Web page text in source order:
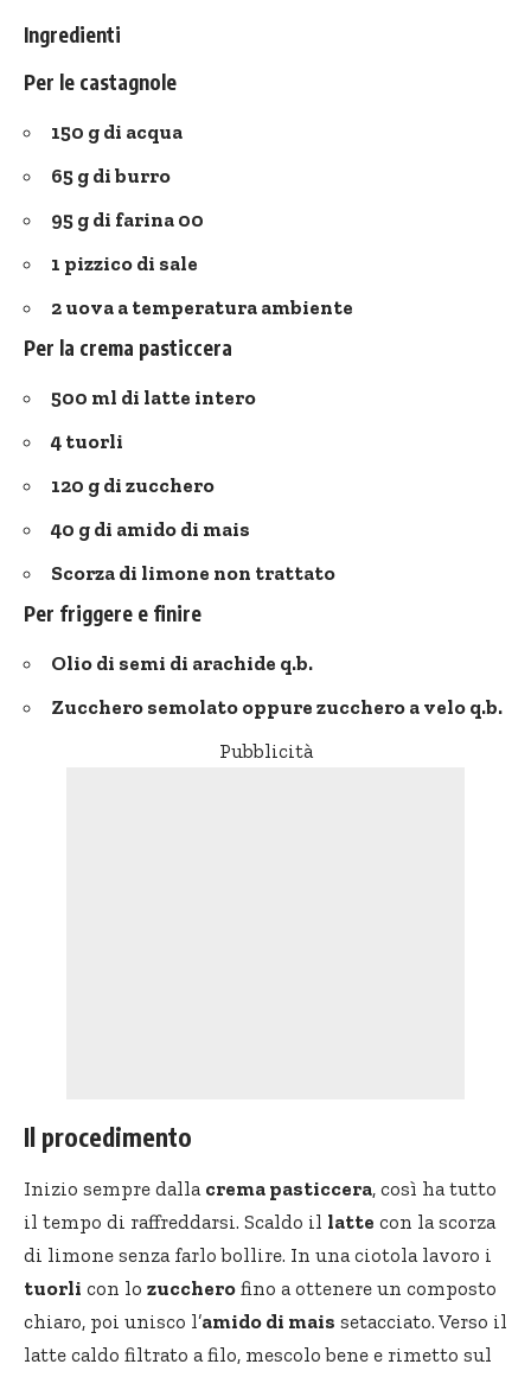
Ingredienti
Per le castagnole
150 g di acqua
65 g di burro
95 g di farina 00
1 pizzico di sale
2 uova a temperatura ambiente
Per la crema pasticcera
500 ml di latte intero
4 tuorli
120 g di zucchero
40 g di amido di mais
Scorza di limone non trattato
Per friggere e finire
Olio di semi di arachide q.b.
Zucchero semolato oppure zucchero a velo q.b.
Pubblicità
Il procedimento
Inizio sempre dalla crema pasticcera, così ha tutto
il tempo di raffreddarsi. Scaldo il latte con la scorza
di limone senza farlo bollire. In una ciotola lavoro i
tuorli con lo zucchero fino a ottenere un composto
chiaro, poi unisco l’amido di mais setacciato. Verso il
latte caldo filtrato a filo, mescolo bene e rimetto sul